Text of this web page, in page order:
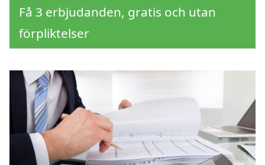
Få 3 erbjudanden, gratis och utan
förpliktelser